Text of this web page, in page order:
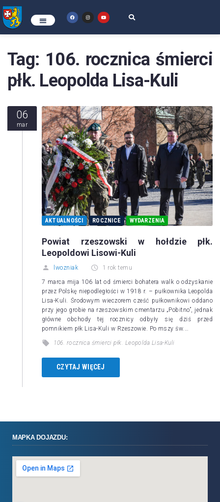
Tag: 106. rocznica śmierci
płk. Leopolda Lisa-Kuli
06
mar
AKTUALNOŚCI ROCZNICE WYDARZENIA
Powiat rzeszowski w hołdzie płk.
Leopoldowi Lisowi-Kuli
lwozniak 1 rok temu
7 marca mija 106 lat od śmierci bohatera walk o odzyskanie
przez Polskę niepodległości w 1918 r. – pułkownika Leopolda
Lisa-Kuli. Środowym wieczorem cześć pułkownikowi oddano
przy jego grobie na rzeszowskim cmentarzu „Pobitno”, jednak
główne obchody tej rocznicy odbyły się dziś przed
pomnikiem płk Lisa-Kuli w Rzeszowie. Po mszy św.…
106. rocznica śmierci płk. Leopolda Lisa-Kuli
CZYTAJ WIĘCEJ
MAPKA DOJAZDU: